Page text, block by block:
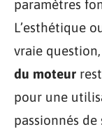
paramètres
L’esthétique
vraie question,
du moteur
pour une
passionnés